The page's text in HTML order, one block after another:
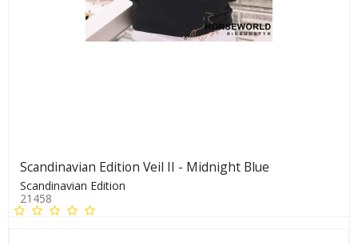
Scandinavian Edition Veil II - Midnight Blue
Scandinavian Edition
21458